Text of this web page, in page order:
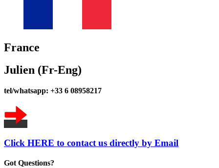
France
Julien (Fr-Eng)
tel/whatsapp: +33 6 08958217
Click HERE to contact us directly by Email
Got Questions?